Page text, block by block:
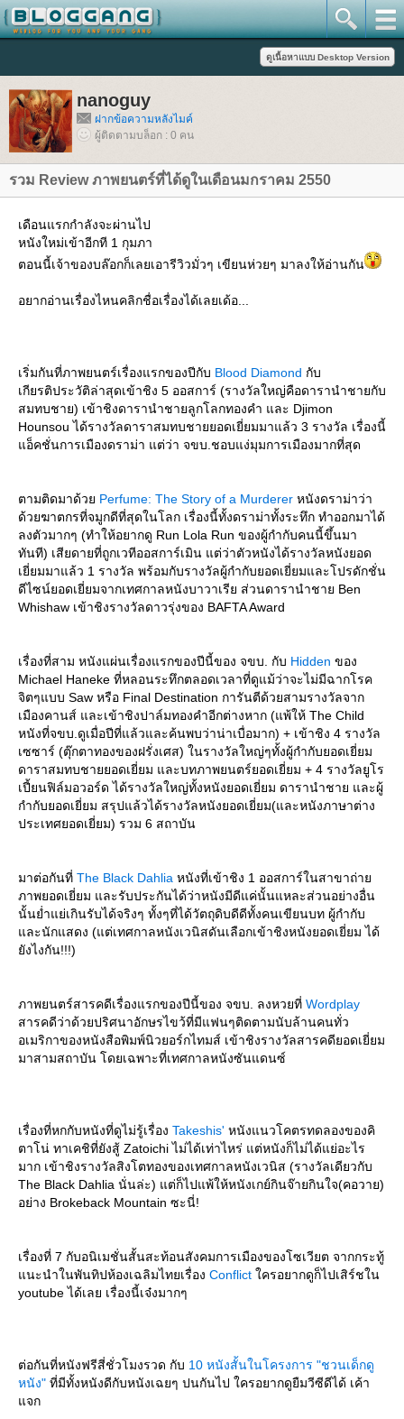
nanoguy
ฝากข้อความหลังไมค์
ผู้ติดตามบล็อก : 0 คน
รวม Review ภาพยนตร์ที่ได้ดูในเดือนมกราคม 2550
เดือนแรกกำลังจะผ่านไป
หนังใหม่เข้าอีกที 1 กุมภา
ตอนนี้เจ้าของบล๊อกก็เลยเอารีวิวมั่วๆ เขียนห่วยๆ มาลงให้อ่านกัน
อยากอ่านเรื่องไหนคลิกชื่อเรื่องได้เลยเด้อ...
เริ่มกันที่ภาพยนตร์เรื่องแรกของปีกับ Blood Diamond กับ
เกียรติประวัติล่าสุดเข้าชิง 5 ออสการ์ (รางวัลใหญ่คือดารานำชายกับ
สมทบชาย) เข้าชิงดารานำชายลูกโลกทองคำ และ Djimon
Hounsou ได้รางวัลดาราสมทบชายยอดเยี่ยมมาแล้ว 3 รางวัล เรื่องนี้
อ็คชั่นการเมืองดราม่า แต่ว่า จขบ.ชอบแง่มุมการเมืองมากที่สุด
ตามติดมาด้ว Perfume: The Story of a Murderer หนังดราม่าว่า
ด้วยฆาตกรที่จมูกดีที่สุดในโลก เรื่องนี้ทั้งดราม่าทั้งระทึก ทำออกมาได้
ลงตัวมากๆ (ทำให้อยากดู Run Lola Run ของผู้กำกับคนนี้ขึ้นมา
ทันที) เสียดายที่ถูกเวทีออสการ์เมิน แต่ว่าตัวหนังได้รางวัลหนังยอด
เยี่ยมมาแล้ว 1 รางวัล พร้อมกับรางวัลผู้กำกับยอดเยี่ยมและโปรดักชั่น
ดีไซน์ยอดเยี่ยมจากเทศกาลหนังบาวาเรีย ส่วนดารานำชาย Ben
Whishaw เข้าชิงรางวัลดาวรุ่งของ BAFTA Award
เรื่องที่สาม หนังแผ่นเรื่องแรกของปีนี้ของ จขบ. กับ Hidden ของ
Michael Haneke ที่หลอนระทึกตลอดเวลาที่ดูแม้ว่าจะไม่มีฉากโรค
จิตๆแบบ Saw หรือ Final Destination การันตีด้วยสามรางวัลจาก
เมืองคานส์ และเข้าชิงปาล์มทองคำอีกต่างหาก (แพ้ให้ The Child
หนังที่จขบ.ดูเมื่อปีที่แล้วและค้นพบว่าน่าเบื่อมาก) + เข้าชิง 4 รางวัล
เซซาร์ (ตุ๊กตาทองของฝรั่งเศส) ในรางวัลใหญ่ๆทั้งผู้กำกับยอดเยี่ยม
ดาราสมทบชายยอดเยี่ยม และบทภาพยนตร์ยอดเยี่ยม + 4 รางวัลยูโร
เปี้ยนฟิล์มอวอร์ด ได้รางวัลใหญ่ทั้งหนังยอดเยี่ยม ดารานำชาย และผู้
กำกับยอดเยี่ยม สรุปแล้วได้รางวัลหนังยอดเยี่ยม(และหนังภาษาต่าง
ประเทศยอดเยี่ยม) รวม 6 สถาบัน
มาต่อกันที่ The Black Dahlia หนังที่เข้าชิง 1 ออสการ์ในสาขาถ่า
ภาพยอดเยี่ยม และรับประกันได้ว่าหนังมีดีแค่นั้นแหละส่วนอย่างอื่น
นั้นย่ำแย่เกินรับได้จริงๆ ทั้งๆที่ได้วัตถุดิบดีดีทั้งคนเขียนบท ผู้กำกับ
ละนักแสดง (แต่เทศกาลหนังเวนิสดันเลือกเข้าชิงหนังยอดเยี่ยม ได้
ังไงกัน!!!)
ภาพยนตร์สารคดีเรื่องแรกของปีนี้ของ จขบ. ลงหวยที่ Wordplay
สารคดีว่าด้วยปริศนาอักษรไขว้ที่มีแฟนๆติดตามนับล้านคนทั่ว
อเมริกาของหนังสือพิมพ์นิวยอร์กไทมส์ เข้าชิงรางวัลสารคดียอดเยี่ยม
มาสามสถาบัน โดยเฉพาะที่เทศกาลหนังซันแดนซ์
เรื่องที่หกกับหนังที่ดูไม่รู้เรื่อง Takeshis' หนังแนวโคตรทดลองของคิ
ตาโน่ ทาเคชิที่ยังสู้ Zatoichi ไม่ได้เท่าไหร่ แต่หนังก็ไม่ได้แย่อะไร
มาก เข้าชิงรางวัลสิงโตทองของเทศกาลหนังเวนิส (รางวัลเดียวกับ
The Black Dahlia นั่นล่ะ) แต่ก็ไปแพ้ให้หนังเกย์กินจ๊ายกินใจ(คอวาย)
อย่าง Brokeback Mountain ซะนี่!
เรื่องที่ 7 กับอนิเมชั่นสั้นสะท้อนสังคมการเมืองของโซเวียต จากกระทู้
นะนำในพันทิปห้องเฉลิมไทยเรื่อง Conflict ครอยากดูก็ไปเสิร์ชใน
youtube ได้เลย เรื่องนี้เจ๋งมากๆ
ต่อกันที่หนังฟรีสี่ชั่วโมงรวด กับ 10 หนังสั้นในโครงการ "ชวนเด็กดู
หนัง" ที่มีทั้งหนังดีกับหนังเฉยๆ ปนกันไป ใครอยากดูยืมวีซีดีได้ เค้า
จก